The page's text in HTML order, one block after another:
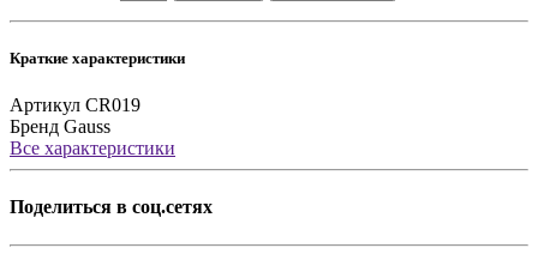
Краткие характеристики
Артикул CR019
Бренд Gauss
Все характеристики
Поделиться в соц.сетях